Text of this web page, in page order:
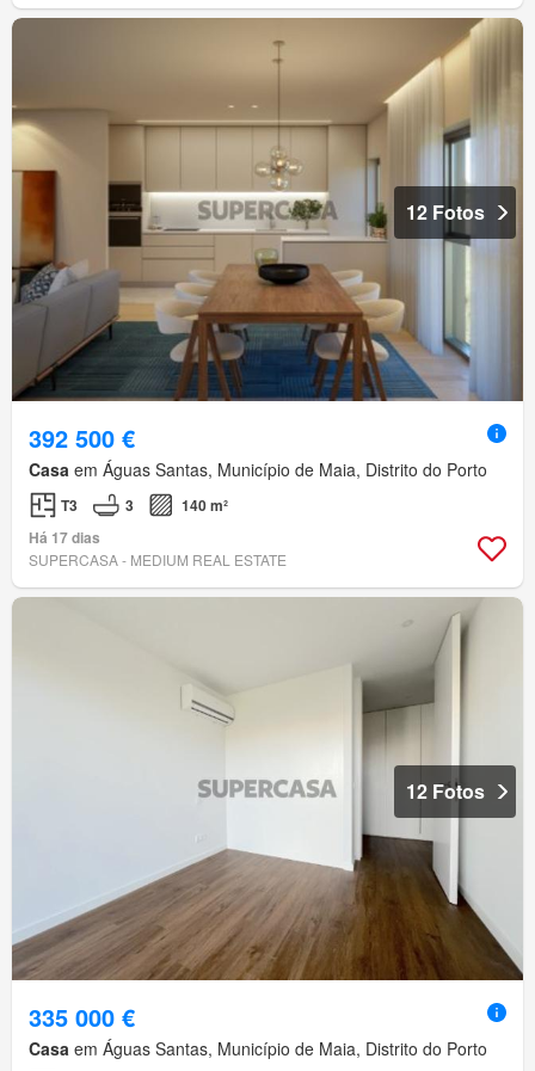
12 Fotos
392 500 €
Casa em Águas Santas, Município de Maia, Distrito do Porto
T3 3
140 m²
Há 17 dias
SUPERCASA - MEDIUM REAL ESTATE
12 Fotos
335 000 €
Casa em Águas Santas, Município de Maia, Distrito do Porto